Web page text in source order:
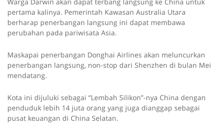
Warga Darwin akan dapat terbang langsung ke China untuk
pertama kalinya. Pemerintah Kawasan Australia Utara
berharap penerbangan langsung ini dapat membawa
perubahan pada pariwisata Asia.
Maskapai penerbangan Donghai Airlines akan meluncurkan
penerbangan langsung, non-stop dari Shenzhen di bulan Mei
mendatang.
Kota ini dijuluki sebagai “Lembah Silikon”-nya China dengan
penduduk lebih 14 juta orang yang juga dianggap sebagai
pusat keuangan di China Selatan.